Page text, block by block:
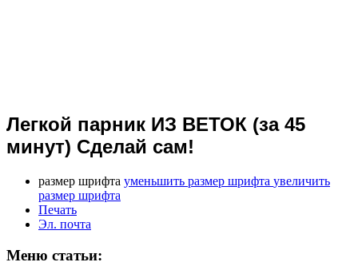
Легкой парник ИЗ ВЕТОК (за 45
минут) Сделай сам!
размер шрифта уменьшить размер шрифта увеличить
размер шрифта
Печать
Эл. почта
Меню статьи: